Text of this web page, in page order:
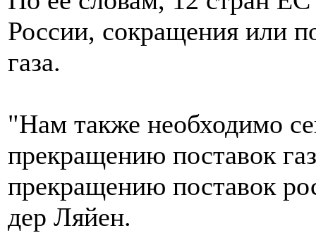
России, сокращения или
газа.
"Нам также необходимо
прекращению поставок
прекращению поставок
дер Ляйен.